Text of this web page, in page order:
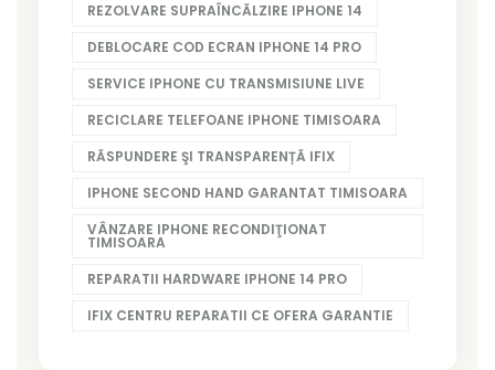
REZOLVARE SUPRAÎNCĂLZIRE IPHONE 14
DEBLOCARE COD ECRAN IPHONE 14 PRO
SERVICE IPHONE CU TRANSMISIUNE LIVE
RECICLARE TELEFOANE IPHONE TIMISOARA
RĂSPUNDERE ŞI TRANSPARENȚĂ IFIX
IPHONE SECOND HAND GARANTAT TIMISOARA
VÂNZARE IPHONE RECONDIŢIONAT
TIMISOARA
REPARATII HARDWARE IPHONE 14 PRO
IFIX CENTRU REPARATII CE OFERA GARANTIE